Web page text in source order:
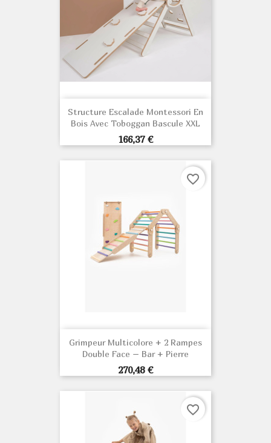
Structure Escalade Montessori En
Bois Avec Toboggan Bascule XXL
Prix
166,37 €
Grimpeur Multicolore + 2 Rampes
Double Face – Bar + Pierre
Prix
270,48 €
favorite_border
favorite_border